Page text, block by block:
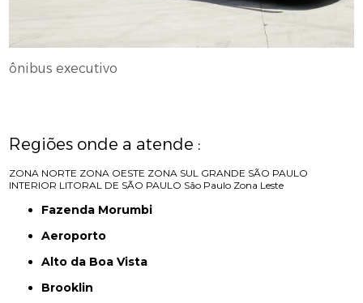
ônibus executivo
Regiões onde a atende :
ZONA NORTE ZONA OESTE ZONA SUL GRANDE SÃO PAULO
INTERIOR LITORAL DE SÃO PAULO São Paulo Zona Leste
Fazenda Morumbi
Aeroporto
Alto da Boa Vista
Brooklin